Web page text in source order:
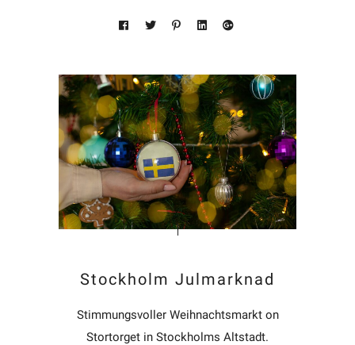
Stockholm Julmarknad
Stimmungsvoller Weihnachtsmarkt on
Stortorget in Stockholms Altstadt.